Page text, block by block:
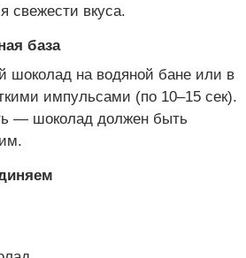
свежести вкуса.
база
шоколад на водяной бане или в
импульсами (по 10–15 сек).
— шоколад должен быть